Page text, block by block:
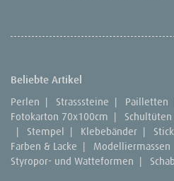
Beliebte Artikel
Perlen | Strasssteine | Pailletten
Fotokarton 70x100cm |
|
Stempel | Klebebänder |
Farben & Lacke | Modelliermassen
Styropor- und Watteformen |